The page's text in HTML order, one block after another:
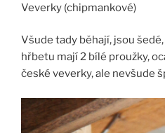
Veverky (chipmankové)
Všude tady běhají, jsou
hřbetu mají 2 bílé proužky,
české veverky, ale nevšude